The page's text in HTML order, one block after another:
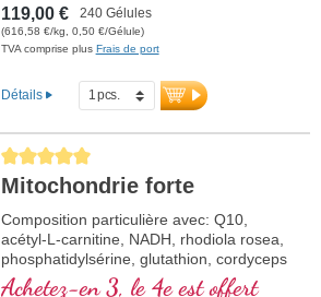
119,00 € 240 Gélules
(616,58 €/kg, 0,50 €/Gélule)
TVA comprise plus Frais de port
Détails
Average rating of 5 out of 5 stars
Mitochondrie forte
Composition particulière avec: Q10,
acétyl-L-carnitine, NADH, rhodiola rosea,
phosphatidylsérine, glutathion, cordyceps
et cuivre, qui contribue à normaliser le
Achetez-en 3, le 4e est offert